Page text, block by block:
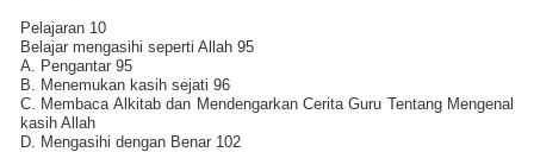
Pelajaran 10
Belajar mengasihi seperti Allah 95
A. Pengantar 95
B. Menemukan kasih sejati 96
C. Membaca Alkitab dan Mendengarkan Cerita Guru Tentang Mengenal
kasih Allah
D. Mengasihi dengan Benar 102